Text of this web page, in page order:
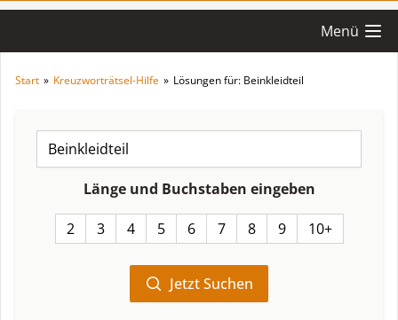
Menü
Start » Kreuzworträtsel-Hilfe » Lösungen für: Beinkleidteil
Länge und Buchstaben eingeben
2 3 4 5 6 7 8 9 10+
Jetzt Suchen